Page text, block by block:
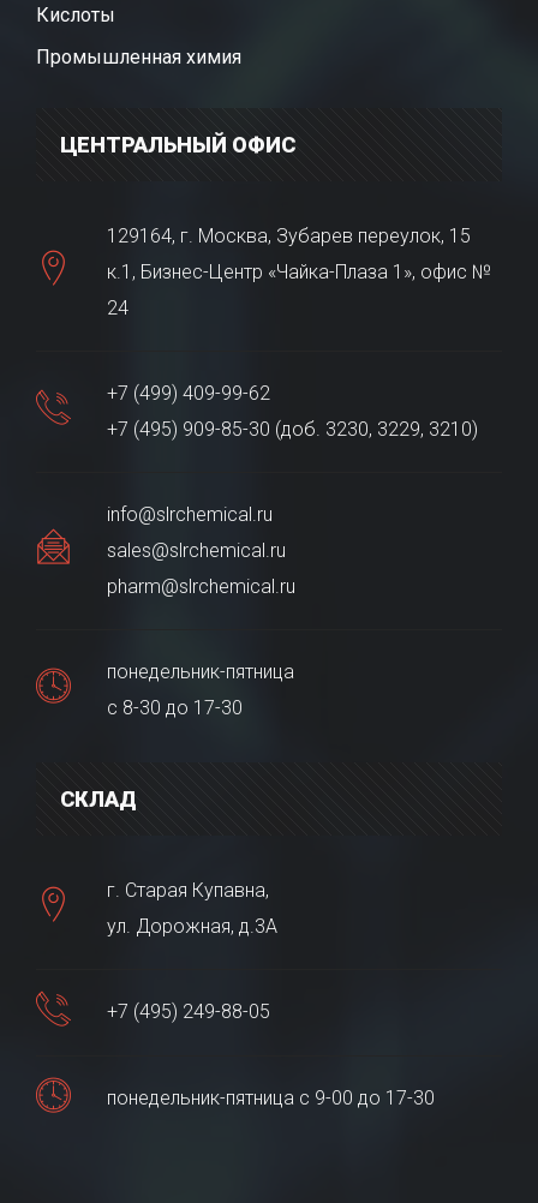
Кислоты
Промышленная химия
ЦЕНТРАЛЬНЫЙ ОФИС
129164, г. Москва, Зубарев переулок, 15
к.1, Бизнес-Центр «Чайка-Плаза 1», офис №
24
+7 (499) 409-99-62
+7 (495) 909-85-30 (доб. 3230, 3229, 3210)
info@slrchemical.ru
sales@slrchemical.ru
pharm@slrchemical.ru
понедельник-пятница
с 8-30 до 17-30
СКЛАД
г. Старая Купавна,
ул. Дорожная, д.3А
+7 (495) 249-88-05
понедельник-пятница с 9-00 до 17-30